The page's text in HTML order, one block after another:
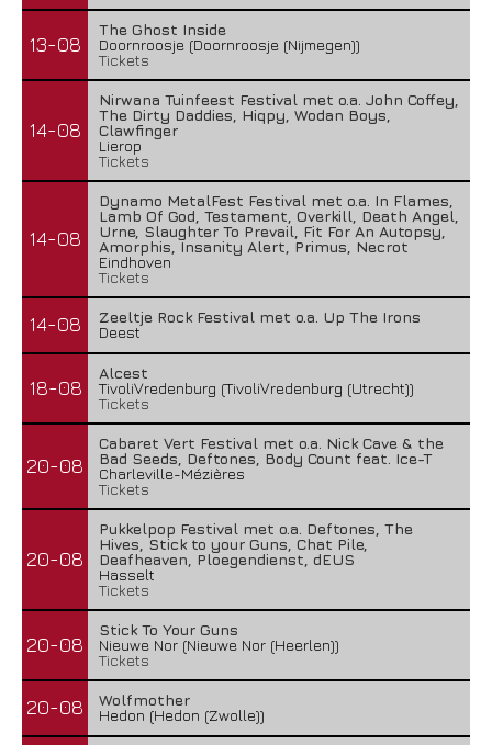
13-08
The Ghost Inside
Doornroosje (Doornroosje (Nijmegen))
Tickets
14-08
Nirwana Tuinfeest Festival met o.a. John Coffey,
The Dirty Daddies, Hiqpy, Wodan Boys,
Clawfinger
Lierop
Tickets
14-08
Dynamo MetalFest Festival met o.a. In Flames,
Lamb Of God, Testament, Overkill, Death Angel,
Urne, Slaughter To Prevail, Fit For An Autopsy,
Amorphis, Insanity Alert, Primus, Necrot
Eindhoven
Tickets
14-08
Zeeltje Rock Festival met o.a. Up The Irons
Deest
18-08
Alcest
TivoliVredenburg (TivoliVredenburg (Utrecht))
Tickets
20-08
Cabaret Vert Festival met o.a. Nick Cave & the
Bad Seeds, Deftones, Body Count feat. Ice-T
Charleville-Mézières
Tickets
20-08
Pukkelpop Festival met o.a. Deftones, The
Hives, Stick to your Guns, Chat Pile,
Deafheaven, Ploegendienst, dEUS
Hasselt
Tickets
20-08
Stick To Your Guns
Nieuwe Nor (Nieuwe Nor (Heerlen))
Tickets
20-08
Wolfmother
Hedon (Hedon (Zwolle))